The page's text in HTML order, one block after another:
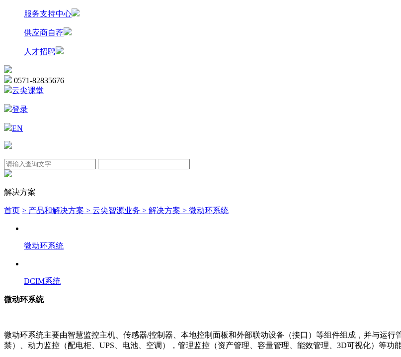
服务支持中心
供应商自荐
人才招聘
0571-82835676
云尖课堂
登录
EN
解决方案
首页 > 产品和解决方案 > 云尖智源业务 > 解决方案 > 微动环系统
微动环系统
DCIM系统
微动环系统
微动环系统主要由智慧监控主机、传感器/控制器、本地控制面板和外部联动设备（接口）等组件组成，并与运
禁）、动力监控（配电柜、UPS、电池、空调），管理监控（资产管理、容量管理、能效管理、3D可视化）等功能